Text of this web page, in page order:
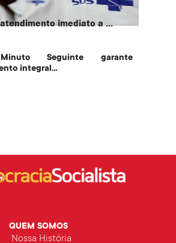
imediato a ...
Seguinte garante
integral...
QUEM SOMOS
Nossa História